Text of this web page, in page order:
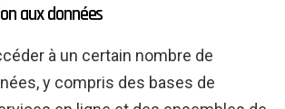
aux données
à un certain nombre de
y compris des bases de